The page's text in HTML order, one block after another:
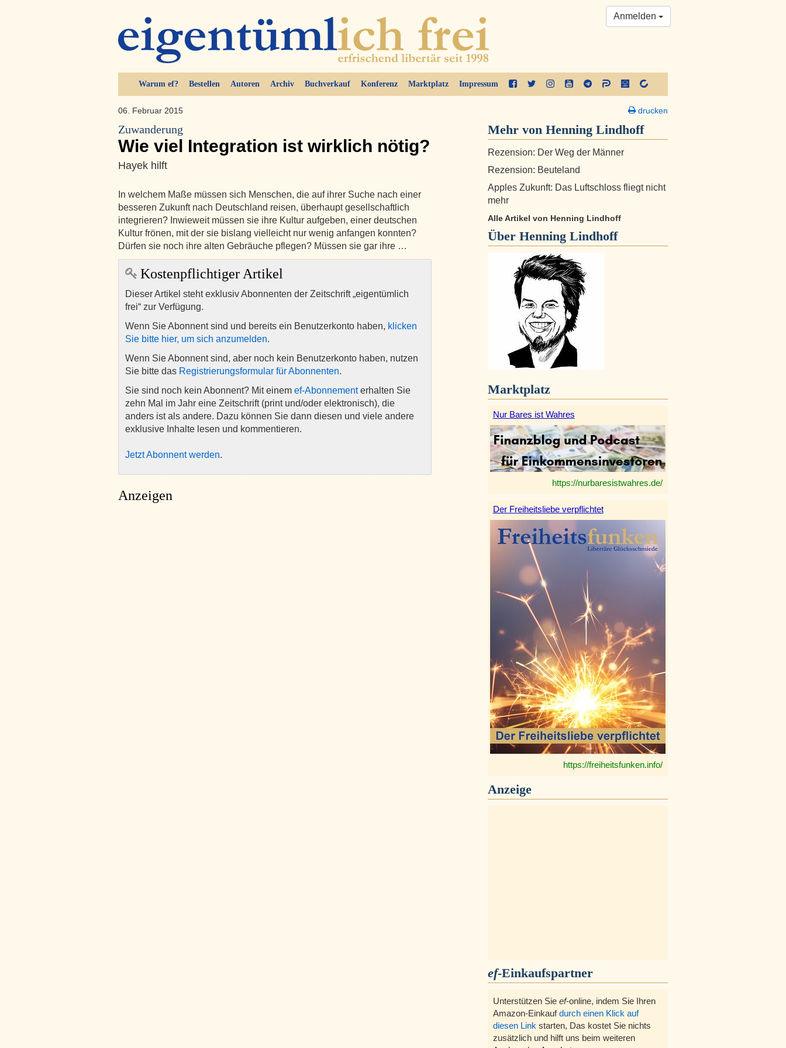
Warum ef? Bestellen Autoren Archiv Buchverkauf Konferenz Marktplatz Impressum
Anmelden
06. Februar 2015
Zuwanderung
Wie viel Integration ist wirklich nötig?
Hayek hilft
In welchem Maße müssen sich Menschen, die auf ihrer Suche nach einer
besseren Zukunft nach Deutschland reisen, überhaupt gesellschaftlich
integrieren? Inwieweit müssen sie ihre Kultur aufgeben, einer deutschen
Kultur frönen, mit der sie bislang vielleicht nur wenig anfangen konnten?
Dürfen sie noch ihre alten Gebräuche pflegen? Müssen sie gar ihre …
Kostenpflichtiger Artikel
Dieser Artikel steht exklusiv Abonnenten der Zeitschrift „eigentümlich
frei“ zur Verfügung.
Wenn Sie Abonnent sind und bereits ein Benutzerkonto haben, klicken
Sie bitte hier, um sich anzumelden.
Wenn Sie Abonnent sind, aber noch kein Benutzerkonto haben, nutzen
Sie bitte das Registrierungsformular für Abonnenten.
Sie sind noch kein Abonnent? Mit einem ef-Abonnementerhalten Sie
zehn Mal im Jahr eine Zeitschrift (print und/oder elektronisch), die
anders ist als andere. Dazu können Sie dann diesen und viele andere
exklusive Inhalte lesen und kommentieren.
Jetzt Abonnent werden.
Anzeigen
drucken
Mehr von Henning Lindhoff
Rezension: Der Weg der Männer
Rezension: Beuteland
Apples Zukunft: Das Luftschloss fliegt nicht
mehr
Alle Artikel von Henning Lindhoff
Über Henning Lindhoff
Marktplatz
Nur Bares ist Wahres
https://nurbaresistwahres.de/
Der Freiheitsliebe verpflichtet
https://freiheitsfunken.info/
Anzeige
ef-Einkaufspartner
Unterstützen Sie ef-online, indem Sie Ihren
Amazon-Einkaufdurch einen Klick auf
diesen Link starten, Das kostet Sie nichts
zusätzlich und hilft uns beim weiteren